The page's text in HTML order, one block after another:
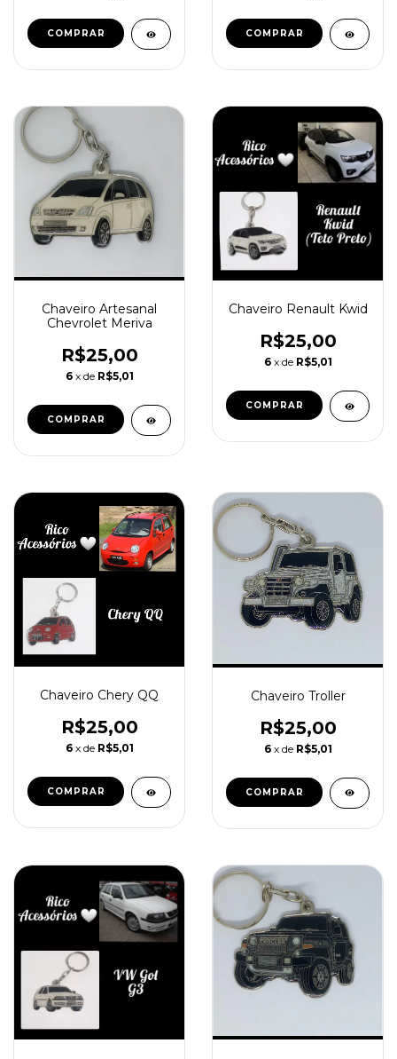
COMPRAR
Chaveiro Artesanal
Chevrolet Meriva
R$25,00
6 x de R$5,01
Chaveiro Renault Kwid
R$25,00
6 x de R$5,01
Chaveiro Chery QQ
R$25,00
6 x de R$5,01
Chaveiro Troller
R$25,00
6 x de R$5,01